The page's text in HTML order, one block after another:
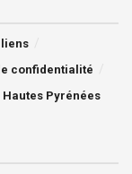
liens
confidentialité
Pyrénées